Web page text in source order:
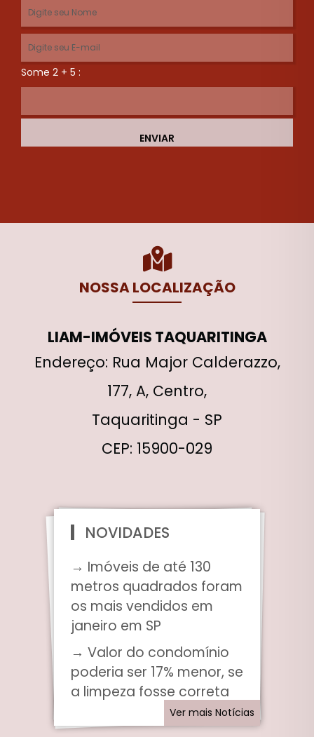
Some 2 + 5 :
ENVIAR
NOSSA LOCALIZAÇÃO
LIAM-IMÓVEIS TAQUARITINGA
Endereço: Rua Major Calderazzo,
177, A, Centro,
Taquaritinga - SP
CEP: 15900-029
NOVIDADES
→ Imóveis de até 130
metros quadrados foram
os mais vendidos em
janeiro em SP
→ Valor do condomínio
poderia ser 17% menor, se
a limpeza fosse correta
Ver mais Notícias